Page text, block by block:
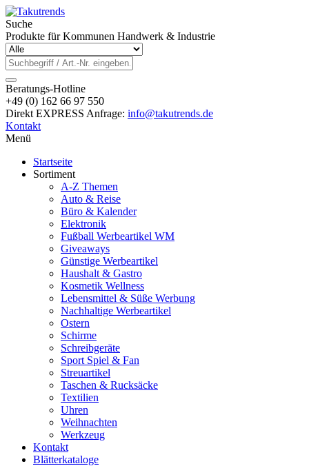
Suche
Produkte für Kommunen Handwerk & Industrie
Beratungs-Hotline
+49 (0) 162 66 97 550
Direkt EXPRESS Anfrage: info@takutrends.de
Kontakt
Menü
Startseite
Sortiment
A-Z Themen
Auto & Reise
Büro & Kalender
Elektronik
Fußball Werbeartikel WM
Giveaways
Günstige Werbeartikel
Haushalt & Gastro
Kosmetik Wellness
Lebensmittel & Süße Werbung
Nachhaltige Werbeartikel
Ostern
Schirme
Schreibgeräte
Sport Spiel & Fan
Streuartikel
Taschen & Rucksäcke
Textilien
Uhren
Weihnachten
Werkzeug
Kontakt
Blätterkataloge